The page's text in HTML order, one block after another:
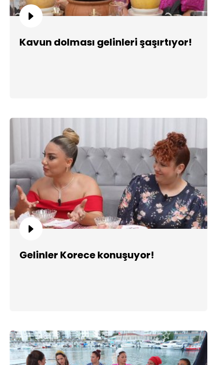
Kavun dolması gelinleri şaşırtıyor!
Gelinler Korece konuşuyor!